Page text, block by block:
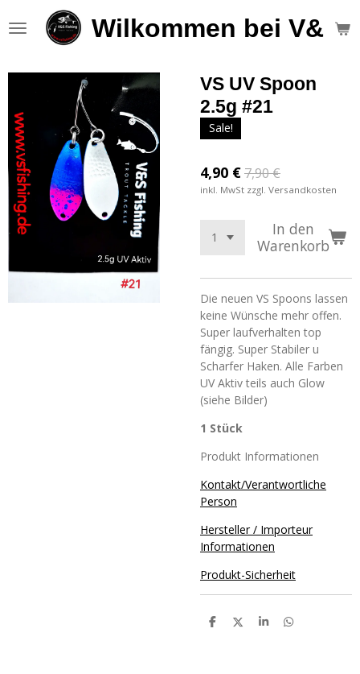
Hauptinhalt
Wilkommen bei V&S
VS UV Spoon
2.5g #21
Sale!
4,90 €7,90 €
inkl. MwSt zzgl. Versandkosten
In den
Warenkorb
Die neuen VS Spoons lassen
keine Wünsche mehr offen.
Super laufverhalten top
fängig. Super Stabiler u
Scharfer Haken. Alle Farben
UV Aktiv teils auch Glow
(siehe Bilder)
1 Stück
Produkt Informationen
Kontakt/Verantwortliche
Person
Hersteller / Importeur
Informationen
Produkt-Sicherheit
T
T
T
T